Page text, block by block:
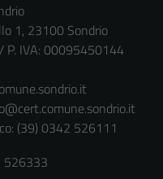
1, 23100 Sondrio
P. IVA: 00095450144
(39) 0342 526111
526333